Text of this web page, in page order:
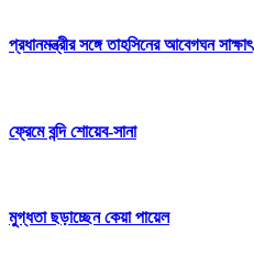
প্রধানমন্ত্রীর সঙ্গে তাহসিনের আবেগঘন সাক্ষাৎ
ফ্রেমে বন্দি শোয়েব-সানা
মুগ্ধতা ছড়াচ্ছেন কেয়া পায়েল